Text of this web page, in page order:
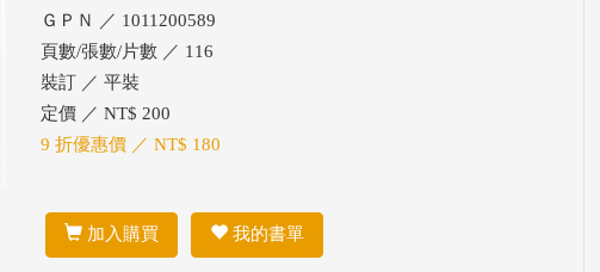
ＧＰＮ ／ 1011200589
頁數/張數/片數 ／ 116
裝訂 ／ 平裝
定價 ／ NT$ 200
9 折優惠價 ／ NT$ 180
加入購買 我的書單